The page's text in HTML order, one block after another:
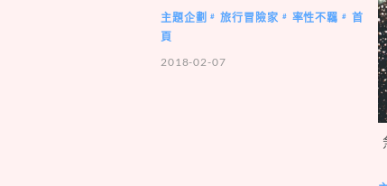
主題企劃 # 旅行冒險家 # 率性不羈 #
首
頁
2018-02-07